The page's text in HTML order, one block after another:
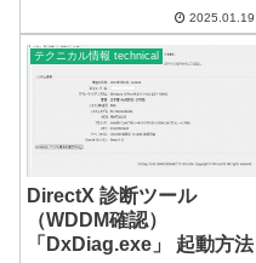
敗・エラーになってしまいま
す。再試行したり、アップデー
トデータのキャッシュをクリ
ア・再起動して何度...
2025.01.19
テクニカル情報 technical
DirectX 診断ツール
（WDDM確認）
「DxDiag.exe」 起動方法